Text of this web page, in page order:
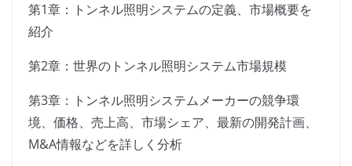
第1章：トンネル照明システムの定義、市場概要を
紹介
第2章：世界のトンネル照明システム市場規模
第3章：トンネル照明システムメーカーの競争環
境、価格、売上高、市場シェア、最新の開発計画、
M&A情報などを詳しく分析